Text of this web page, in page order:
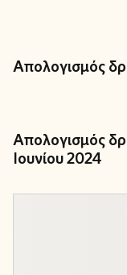
Απολογισμός
Απολογισμός
Ιουνίου 2024